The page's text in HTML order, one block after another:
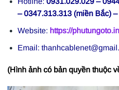
– 0347.313.313 (miền Bắc)
Website: https://
Email:
(Hình ảnh có bản quyền thuộc